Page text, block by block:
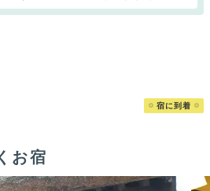
宿に到着
お宿